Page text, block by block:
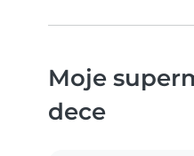
Moje
dece